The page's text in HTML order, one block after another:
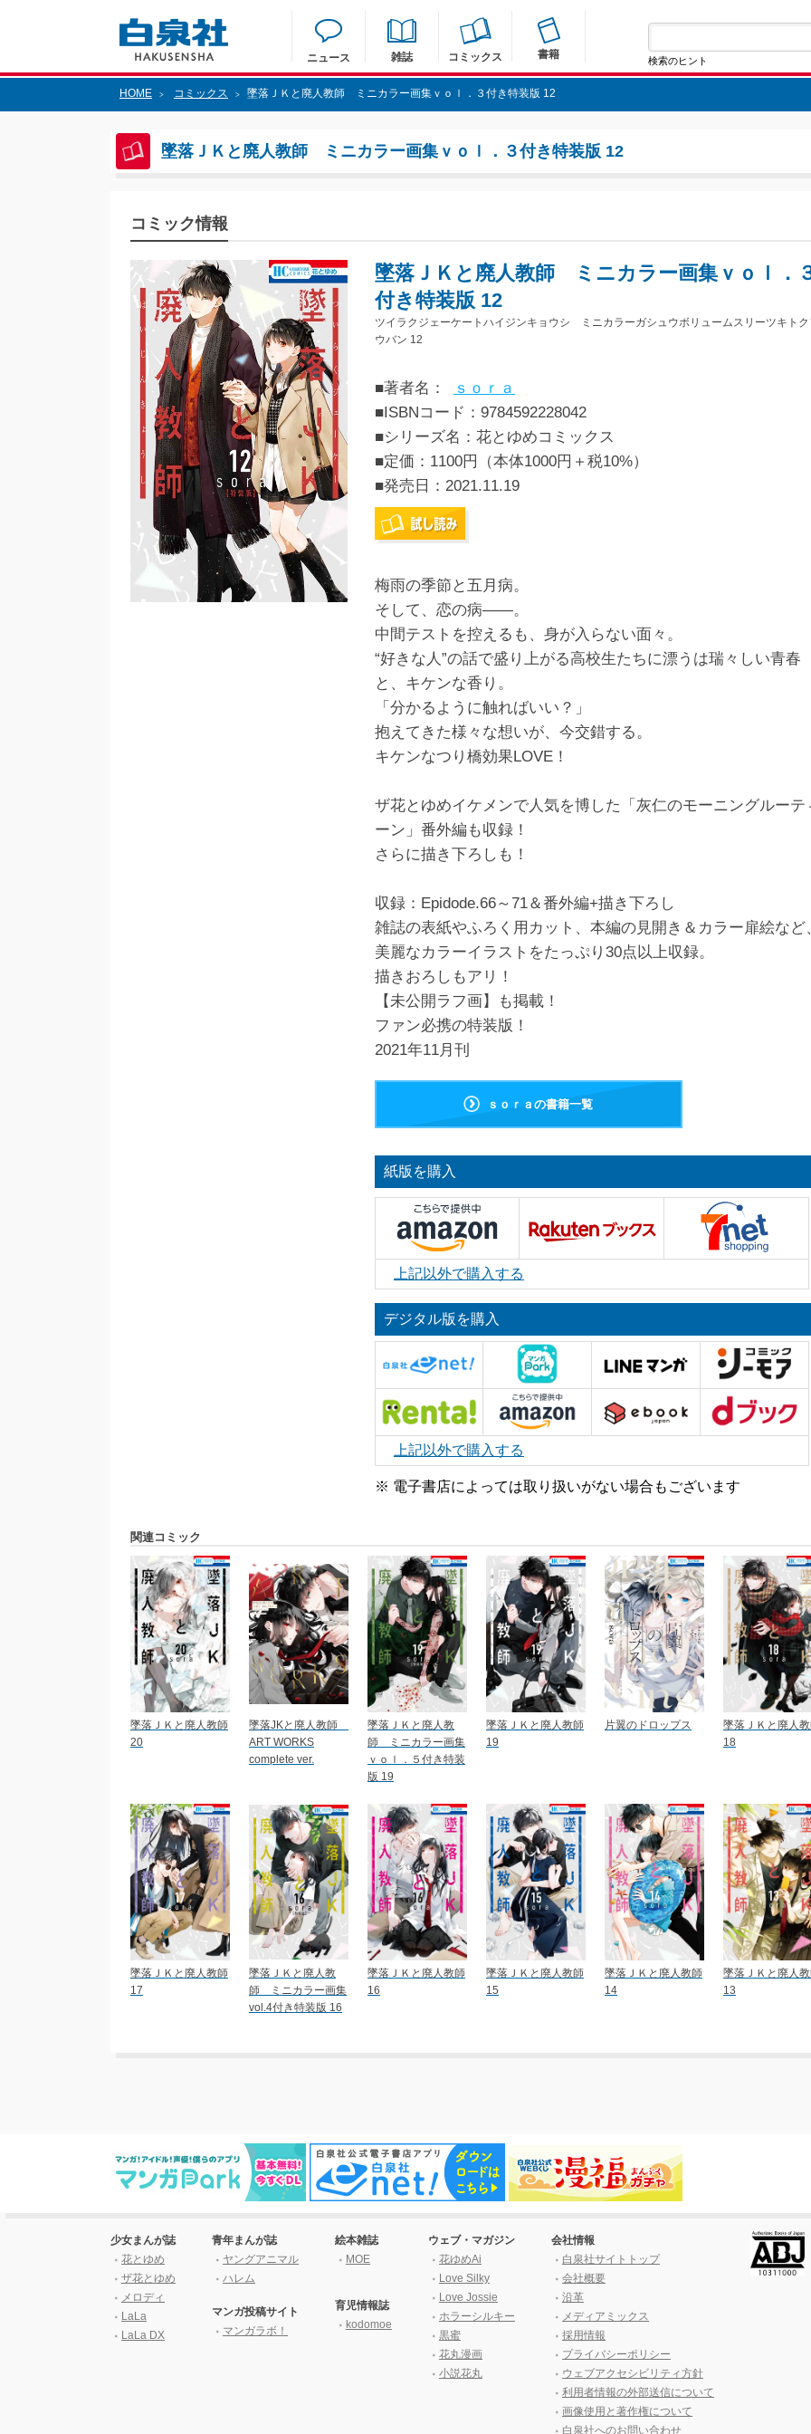
ニュース 雑誌 コミックス 書籍 検索のヒント
HOME > コミックス > 墜落ＪＫと廃人教師 ミニカラー画集ｖｏｌ．３付き特装版 12
墜落ＪＫと廃人教師 ミニカラー画集ｖｏｌ．３付き特装版 12
コミック情報
墜落ＪＫと廃人教師 ミニカラー画集ｖｏｌ．
付き特装版 12
ツイラクジェーケートハイジンキョウシ ミニカラーガシュウボリュームスリーツキトク
ウバン 12
■著者名：
ｓｏｒａ
■ISBNコード：9784592228042
■シリーズ名：花とゆめコミックス
■定価：1100円（本体1000円＋税10%）
■発売日： 2021.11.19
梅雨の季節と五月病。
そして、恋の病――。
中間テストを控えるも、身が入らない面々。
“好きな人”の話で盛り上がる高校生たちに漂うは瑞々しい青春
と、キケンな香り。
「分かるように触ればいい？」
抱えてきた様々な想いが、今交錯する。
キケンなつり橋効果LOVE！
ザ花とゆめイケメンで人気を博した「灰仁のモーニングルーテ
ーン」番外編も収録！
さらに描き下ろしも！
収録：Epidode.66～71＆番外編+描き下ろし
雑誌の表紙やふろく用カット、本編の見開き＆カラー扉絵など
美麗なカラーイラストをたっぷり30点以上収録。
描きおろしもアリ！
【未公開ラフ画】も掲載！
ファン必携の特装版！
2021年11月刊
ｓｏｒａの書籍一覧
紙版を購入
上記以外で購入する
デジタル版を購入
上記以外で購入する
※ 電子書店によっては取り扱いがない場合もございます
関連コミック
墜落ＪＫと廃人教師
20
墜落JKと廃人教師
ART WORKS
complete ver.
墜落ＪＫと廃人教
師 ミニカラー画集
ｖｏｌ．５付き特装
版 19
墜落ＪＫと廃人教師
19
片翼のドロップス
墜落ＪＫと廃人
18
墜落ＪＫと廃人教師
17
墜落ＪＫと廃人教
師 ミニカラー画集
vol.4付き特装版 16
墜落ＪＫと廃人教師
16
墜落ＪＫと廃人教師
15
墜落ＪＫと廃人教師
14
墜落ＪＫと廃人
13
少女まんが誌
花とゆめ
ザ花とゆめ
メロディ
LaLa
LaLa DX
青年まんが誌
ヤングアニマル
ハレム
マンガ投稿サイト
マンガラボ！
絵本雑誌
MOE
育児情報誌
kodomoe
ウェブ・マガジン
花ゆめAi
Love Silky
Love Jossie
ホラーシルキー
黒蜜
花丸漫画
小説花丸
会社情報
白泉社サイトトップ
会社概要
沿革
メディアミックス
採用情報
プライバシーポリシー
ウェブアクセシビリティ方針
利用者情報の外部送信について
画像使用と著作権について
白泉社へのお問い合わせ